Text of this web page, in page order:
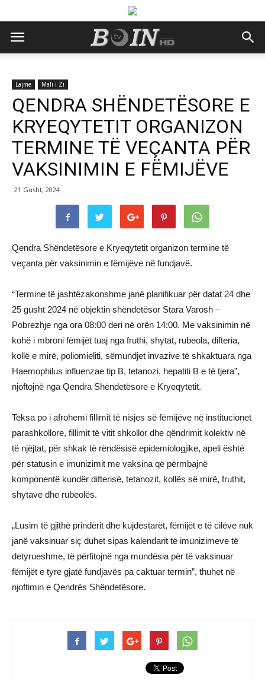
Lajme Mali i Zi
QENDRA SHËNDETËSORE E
KRYEQYTETIT ORGANIZON
TERMINE TË VEÇANTA PËR
VAKSINIMIN E FËMIJËVE
21 Gusht, 2024
Qendra Shëndetësore e Kryeqytetit organizon termine të
veçanta për vaksinimin e fëmijëve në fundjavë.
“Termine të jashtëzakonshme janë planifikuar për datat 24 dhe
25 gusht 2024 në objektin shëndetësor Stara Varosh –
Pobrezhje nga ora 08:00 deri në orën 14:00. Me vaksinimin në
kohë i mbroni fëmijët tuaj nga fruthi, shytat, rubeola, difteria,
kollë e mirë, poliomieliti, sëmundjet invazive të shkaktuara nga
Haemophilus influenzae tip B, tetanozi, hepatiti B e të tjera”,
njoftojnë nga Qendra Shëndetësore e Kryeqytetit.
Teksa po i afrohemi fillimit të nisjes së fëmijëve në institucionet
parashkollore, fillimit të vitit shkollor dhe qëndrimit kolektiv në
të njëjtat, për shkak të rëndësisë epidemiologjike, apeli është
për statusin e imunizimit me vaksina që përmbajnë
komponentë kundër difterisë, tetanozit, kollës së mirë, fruthit,
shytave dhe rubeolës.
„Lusim të gjithë prindërit dhe kujdestarët, fëmijët e të cilëve nuk
janë vaksinuar siç duhet sipas kalendarit të imunizimeve të
detyrueshme, të përfitojnë nga mundësia për të vaksinuar
fëmijët e tyre gjatë fundjavës pa caktuar termin”, thuhet në
njoftimin e Qendrës Shëndetësore.